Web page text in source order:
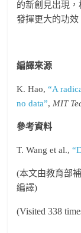
的新創見出現，
發揮更大的功效
編譯來源
K. Hao,“A
no data”, MIT
參考資料
T. Wang et al.,
(本文由教育部
編譯)
(Visited 338